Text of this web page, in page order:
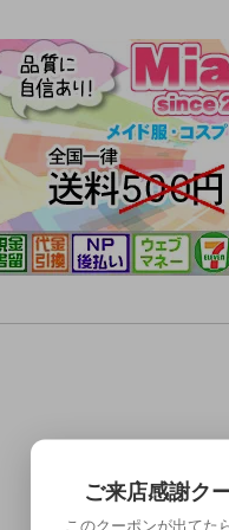
ご来店感謝ク
このクーポンが出てた